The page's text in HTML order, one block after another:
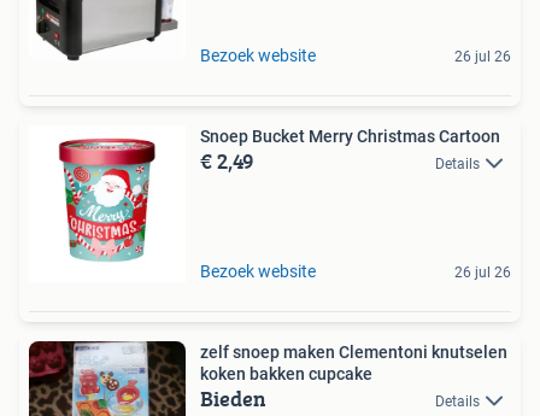
Bezoek website 26 jul 26
Snoep Bucket Merry Christmas Cartoon
€ 2,49 Details
Bezoek website 26 jul 26
zelf snoep maken Clementoni knutselen
koken bakken cupcake
Bieden Details